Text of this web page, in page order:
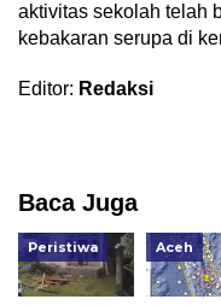
aktivitas sekolah telah
kebakaran serupa di
Editor: Redaksi
Baca Juga
Peristiwa Aceh